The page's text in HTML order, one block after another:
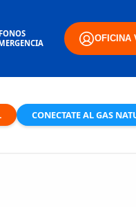
OFICINA
CONECTATE AL GAS